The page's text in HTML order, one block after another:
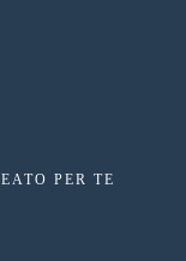
PER TE